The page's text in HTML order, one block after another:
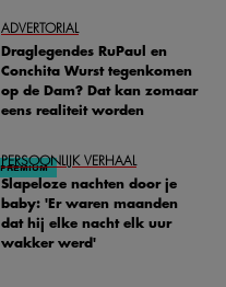
ADVERTORIAL
Draglegendes RuPaul en
Conchita Wurst tegenkomen
op de Dam? Dat kan zomaar
eens realiteit worden
PERSOONLIJK VERHAAL
Slapeloze nachten door je
baby: 'Er waren maanden
dat hij elke nacht elk uur
wakker werd'